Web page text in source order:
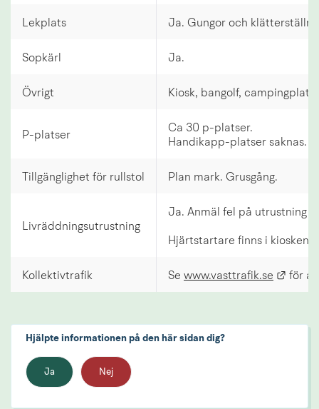
Lekplats Ja. Gungor och
Sopkärl Ja.
Övrigt Kiosk, bangolf, campingplats.
P-platser
Ca 30 p-platser.
Handikapp-platser saknas.
Tillgänglighet för rullstol Plan mark. Grusgång.
Livräddningsutrustning
Ja. Anmäl fel på utrustning
Hjärtstartare finns i
Kollektivtrafik Se www.vasttrafik.se Länk
för
Hjälpte informationen på den här sidan dig?
Ja Nej